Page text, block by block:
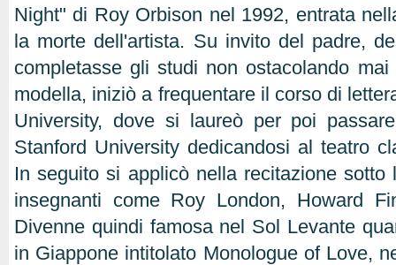
Night" di Roy Orbison nel 1992, entrata
la morte dell'artista. Su invito del padre,
completasse gli studi non ostacolando
modella, iniziò a frequentare il corso di
University, dove si laureò per poi
Stanford University dedicandosi al teatro
In seguito si applicò nella recitazione sotto
insegnanti come Roy London, Howard
Divenne quindi famosa nel Sol Levante
in Giappone intitolato Monologue of Love,